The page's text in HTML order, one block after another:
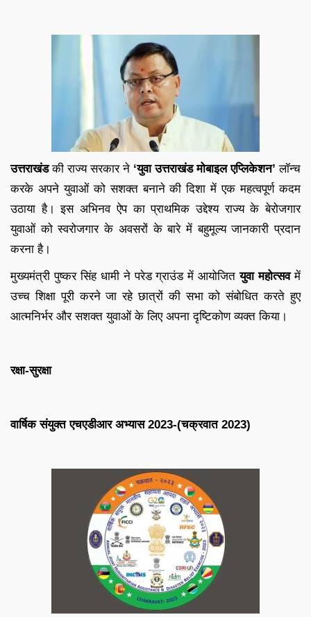
उत्तराखंडकी राज्य सरकार ने ‘युवा उत्तराखंड मोबाइल एप्लिकेशन’ लॉन्च
करके अपने युवाओं को सशक्त बनाने की दिशा में एक महत्वपूर्ण कदम
उठाया है। इस अभिनव ऐप का प्राथमिक उद्देश्य राज्य के बेरोजगार
युवाओं को स्वरोजगार के अवसरों के बारे में बहुमूल्य जानकारी प्रदान
करना है।
मुख्यमंत्री पुष्कर सिंह धामी ने परेड ग्राउंड में आयोजितयुवा महोत्सवमें
उच्च शिक्षा पूरी करने जा रहे छात्रों की सभा को संबोधित करते हुए
आत्मनिर्भर और सशक्त युवाओं के लिए अपना दृष्टिकोण व्यक्त किया।
रक्षा-सुरक्षा
वार्षिक संयुक्त एचएडीआर अभ्यास 2023-(चक्रवात 2023)